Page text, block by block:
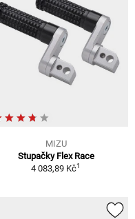
MIZU
Stupačky Flex Race
4 083,89 Kč1